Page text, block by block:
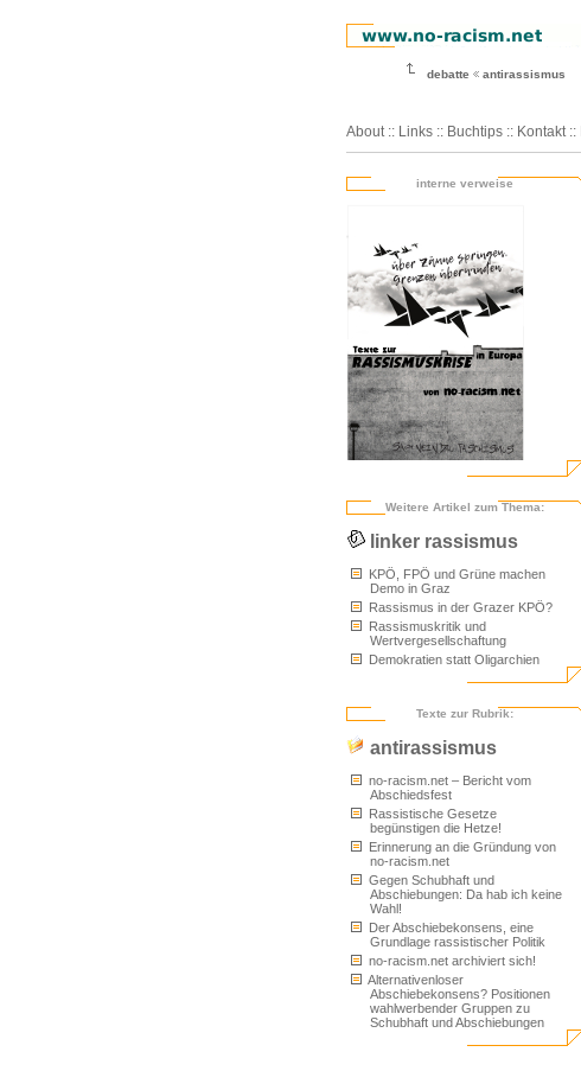
debatte antirassismus
About :: Links :: Buchtips :: Kontakt ::
interne verweise
Weitere Artikel zum Thema:
linker rassismus
KPÖ, FPÖ und Grüne machen
Demo in Graz
Rassismus in der Grazer KPÖ?
Rassismuskritik und
Wertvergesellschaftung
Demokratien statt Oligarchien
Texte zur Rubrik:
antirassismus
no-racism.net – Bericht vom
Abschiedsfest
Rassistische Gesetze
begünstigen die Hetze!
Erinnerung an die Gründung von
no-racism.net
Gegen Schubhaft und
Abschiebungen: Da hab ich keine
Wahl!
Der Abschiebekonsens, eine
Grundlage rassistischer Politik
no-racism.net archiviert sich!
Alternativenloser
Abschiebekonsens? Positionen
wahlwerbender Gruppen zu
Schubhaft und Abschiebungen